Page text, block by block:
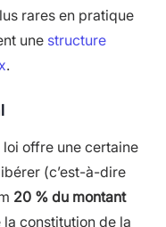
rares en pratique
une structure
.
offre une certaine
(c’est-à-dire
20 % du montant
la constitution de la